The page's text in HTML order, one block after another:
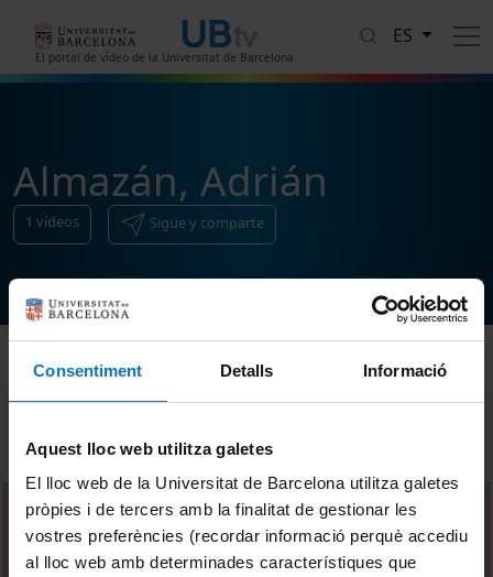
Consentiment Detalls Informació
Aquest lloc web utilitza galetes
El lloc web de la Universitat de Barcelona utilitza galetes
pròpies i de tercers amb la finalitat de gestionar les
vostres preferències (recordar informació perquè accediu
al lloc web amb determinades característiques que
El portal de vídeo de la Universitat de Barcelona
ES
Almazán, Adrián
1 vídeos Sigue y comparte